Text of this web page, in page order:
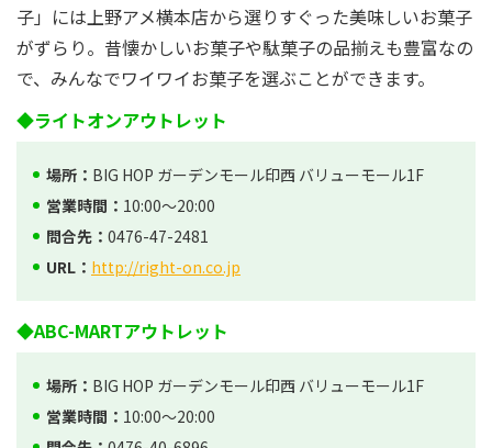
子」には上野アメ横本店から選りすぐった美味しいお菓子
がずらり。昔懐かしいお菓子や駄菓子の品揃えも豊富なの
で、みんなでワイワイお菓子を選ぶことができます。
◆ライトオンアウトレット
場所： BIG HOP ガーデンモール印西 バリューモール1F
営業時間： 10:00～20:00
問合先： 0476-47-2481
URL： http://right-on.co.jp
◆ABC-MARTアウトレット
場所： BIG HOP ガーデンモール印西 バリューモール1F
営業時間： 10:00～20:00